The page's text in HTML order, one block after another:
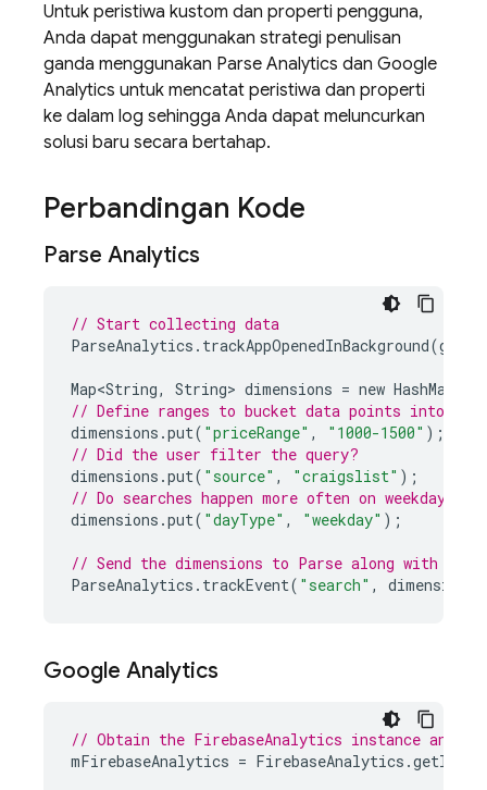
Untuk peristiwa kustom dan properti pengguna,
Anda dapat menggunakan strategi penulisan
ganda menggunakan Parse Analytics dan Google
Analytics untuk mencatat peristiwa dan properti
ke dalam log sehingga Anda dapat meluncurkan
solusi baru secara bertahap.
Perbandingan Kode
Parse Analytics
// Start collecting data
ParseAnalytics . trackAppOpenedInBackground(
Map<String, String> dimensions = new
// Define ranges to bucket data points into
dimensions .put( "priceRange" , "1000-1500" );
// Did the user filter the query?
dimensions .put( "source" , "craigslist" );
// Do searches happen more often on weekdays or
dimensions .put( "dayType" , "weekday" );
// Send the dimensions to Parse along with the
ParseAnalytics . trackEvent( "search" , dimensions
Google Analytics
// Obtain the FirebaseAnalytics instance and
mFirebaseAnalytics = FirebaseAnalytics .